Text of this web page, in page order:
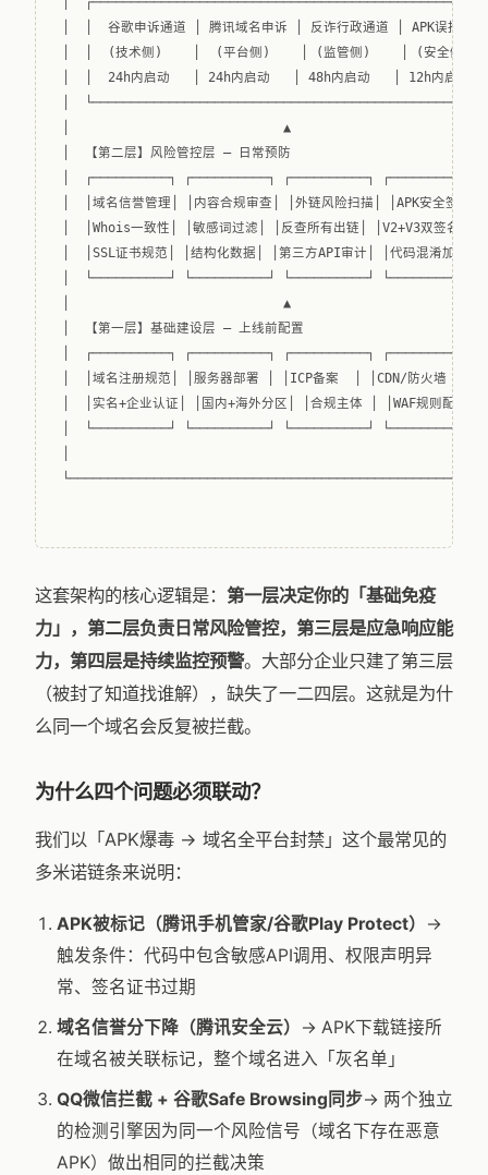
│  │  谷歌申诉通道 │ 腾讯域名申诉 │ 反诈行政通道 │ APK误报
│  │  (技术侧)    │  (平台侧)    │ (监管侧)    │ (安全侧)
│  │  24h内启动   │ 24h内启动   │ 48h内启动   │ 12h内启
│
│                            ▲
│  【第二层】风险管控层 — 日常预防
│  ┌──────────┐ ┌──────────┐ ┌──────────┐
│  │域名信誉管理│ │内容合规审查│ │外链风险扫描│ │APK安全签
│  │Whois一致性│ │敏感词过滤│ │反查所有出链│ │V2+V3双签名
│  │SSL证书规范│ │结构化数据│ │第三方API审计│ │代码混淆加
│  └──────────┘ └──────────┘ └──────────┘
│                            ▲
│  【第一层】基础建设层 — 上线前配置
│  ┌──────────┐ ┌──────────┐ ┌──────────┐
│  │域名注册规范│ │服务器部署 │ │ICP备案  │ │CDN/防火墙
│  │实名+企业认证│ │国内+海外分区│ │合规主体 │ │WAF规则配
│  └──────────┘ └──────────┘ └──────────┘
│
这套架构的核心逻辑是： 第一层决定你的「基础免疫
力」，第二层负责日常风险管控，第三层是应急响应能
力，第四层是持续监控预警。大部分企业只建了第三层
（被封了知道找谁解），缺失了一二四层。这就是为什
么同一个域名会反复被拦截。
为什么四个问题必须联动？
我们以「APK爆毒 → 域名全平台封禁」这个最常见的
多米诺链条来说明：
APK被标记（腾讯手机管家/谷歌Play Protect）
→
触发条件：代码中包含敏感API调用、权限声明异
常、签名证书过期
域名信誉分下降（腾讯安全云）
→ APK下载链接所
在域名被关联标记，整个域名进入「灰名单」
QQ微信拦截 + 谷歌Safe Browsing同步→ 两个独立
的检测引擎因为同一个风险信号（域名下存在恶意
APK）做出相同的拦截决策